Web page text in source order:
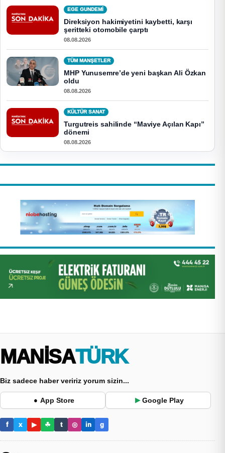
EGE GUNDEMİ
Direksiyon hakimiyetini kaybetti, karşı
şeritteki otomobile çarptı
08.08.2026
TÜM MANŞETLER
MHP Yunusemre’de yeni başkan Ali Özkan
oldu
08.08.2026
KÜLTÜR SANAT
Turgutreis sahilinde “Maviye Açılan Kapı”
dönemi
08.08.2026
MANİSA TÜRK
Biz sadece haber veririz yorum sizin...
● App Store ▶ Google Play
f x ▶ ☘ t ◎ in g